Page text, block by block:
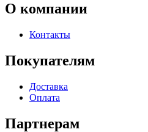
О компании
Контакты
Покупателям
Доставка
Оплата
Партнерам